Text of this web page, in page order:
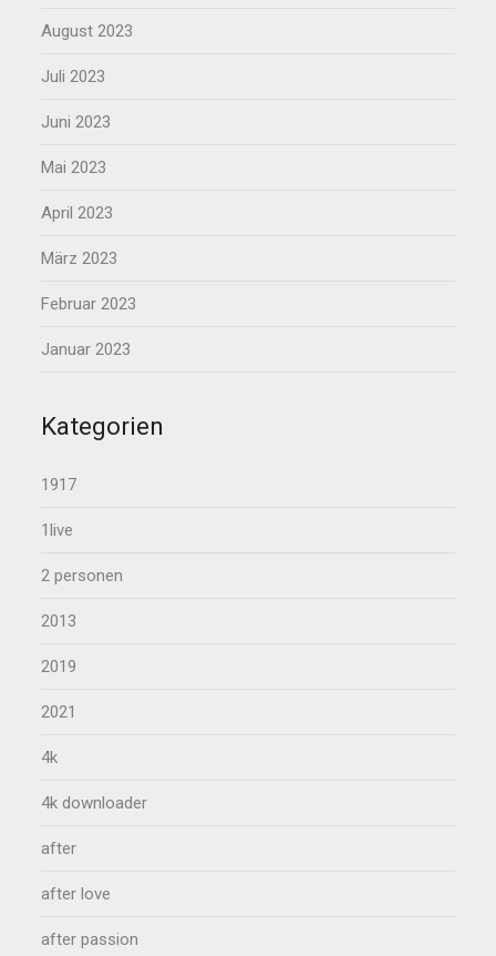
August 2023
Juli 2023
Juni 2023
Mai 2023
April 2023
März 2023
Februar 2023
Januar 2023
Kategorien
1917
1live
2 personen
2013
2019
2021
4k
4k downloader
after
after love
after passion